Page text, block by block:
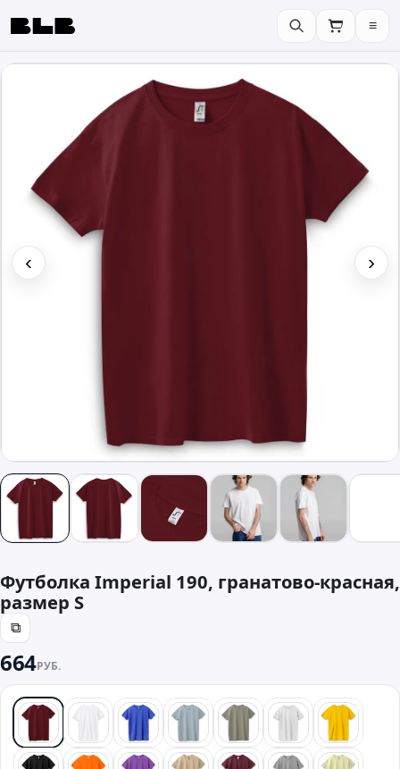
BLB ≡
‹ ›
Футболка Imperial 190, гранатово-красная,
размер S
⧉
664РУБ.
красный белый синий голубой хаки светлыйжелтый